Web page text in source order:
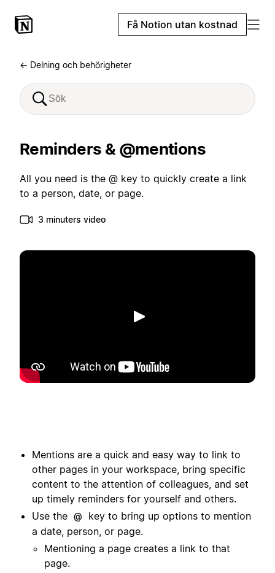
Få Notion utan kostnad
← Delning och behörigheter
Reminders & @mentions
All you need is the @ key to quickly create a link
to a person, date, or page.
3 minuters video
Spela upp
Mentions are a quick and easy way to link to
other pages in your workspace, bring specific
content to the attention of colleagues, and set
up timely reminders for yourself and others.
Use the @
key to bring up options to mention
a date, person, or page.
Mentioning a page creates a link to that
page.